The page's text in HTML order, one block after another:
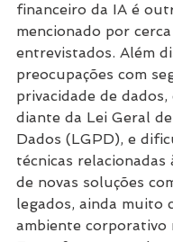
financeiro da IA é
mencionado por
entrevistados. Além
preocupações com
privacidade de dados,
diante da Lei Geral
Dados (LGPD), e
técnicas relacionadas
de novas soluções
legados, ainda muito
ambiente corporativo